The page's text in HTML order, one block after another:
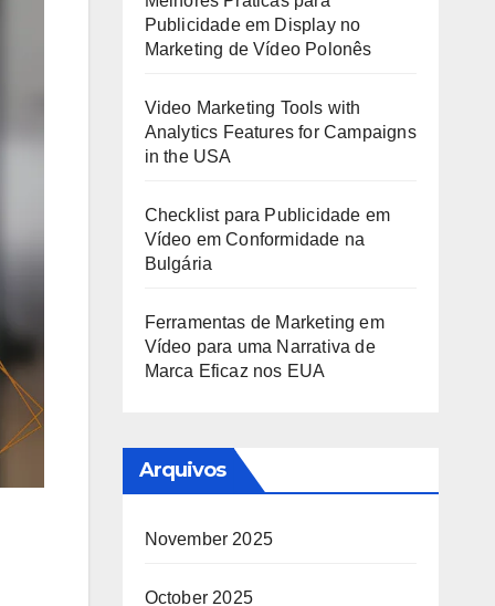
Publicidade em Display no
Marketing de Vídeo Polonês
Video Marketing Tools with
Analytics Features for Campaigns
in the USA
Checklist para Publicidade em
Vídeo em Conformidade na
Bulgária
Ferramentas de Marketing em
Vídeo para uma Narrativa de
Marca Eficaz nos EUA
Arquivos
November 2025
October 2025